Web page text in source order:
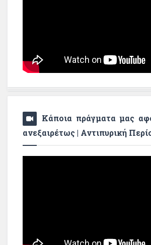
Κάποια πράγματα μας
ανεξαιρέτως | Αντιπυρική